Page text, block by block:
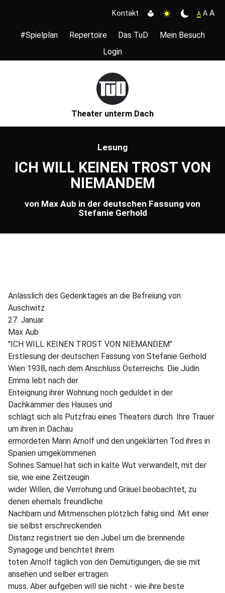
Kontakt A A A
#Spielplan Repertoire Das TuD
Mein Besuch
Login
Theater unterm Dach
Lesung
ICH WILL KEINEN TROST VON
NIEMANDEM
von Max Aub in der deutschen Fassung von
Stefanie Gerhold
Anlässlich des Gedenktages an die Befreiung von
Auschwitz
27. Januar
Max Aub
"ICH WILL KEINEN TROST VON NIEMANDEM"
Erstlesung der deutschen Fassung von Stefanie Gerhold
Wien 1938, nach dem Anschluss Österreichs. Die Jüdin
Emma lebt nach der
Enteignung ihrer Wohnung noch geduldet in der
Dachkammer des Hauses und
schlägt sich als Putzfrau eines Theaters durch. Ihre Trauer
um ihren in Dachau
ermordeten Mann Arnolf und den ungeklärten Tod ihres in
Spanien umgekommenen
Sohnes Samuel hat sich in kalte Wut verwandelt, mit der
sie, wie eine Zeitzeugin
wider Willen, die Verrohung und Gräuel beobachtet, zu
denen ehemals freundliche
Nachbarn und Mitmenschen plötzlich fähig sind. Mit einer
sie selbst erschreckenden
Distanz registriert sie den Jubel um die brennende
Synagoge und berichtet ihrem
toten Arnolf täglich von den Demütigungen, die sie mit
ansehen und selber ertragen
muss. Aber aufgeben will sie nicht - wie ihre beste